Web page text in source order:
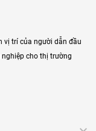
vị trí của người dẫn đầu
cho thị trường